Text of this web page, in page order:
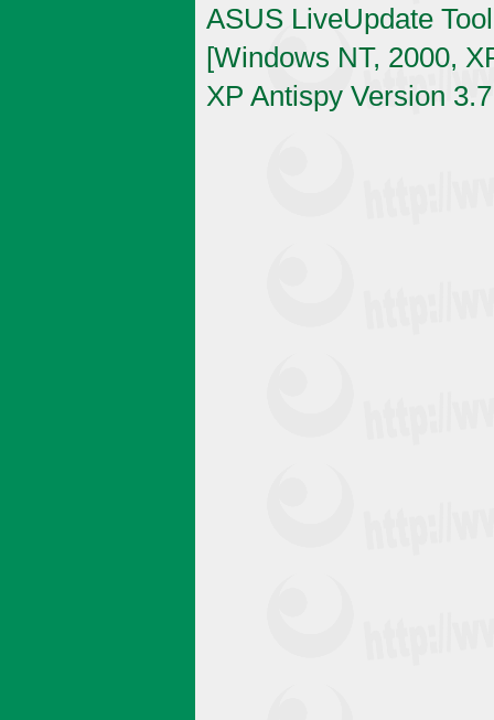
ASUS LiveUpdate
[Windows NT, 2000,
XP Antispy Version